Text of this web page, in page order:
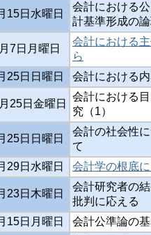
15日水曜日
会計における
計基準形成の
7日月曜日
会計における
ら
25日日曜日
会計における
25日金曜日
会計における
究（1）
25日日曜日
会計の社会性
て
29日水曜日
会計学の根底
23日木曜日
会計研究者の
批判に応える
15日月曜日
会計公準論の